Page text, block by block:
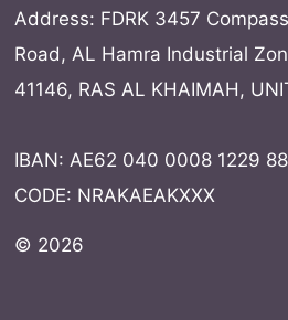
Address: FDRK 3457
Road, AL Hamra Industrial
41146, RAS AL KHAIMAH,
IBAN: AE62 040 0008 1229
CODE: NRAKAEAKXXX
© 2026